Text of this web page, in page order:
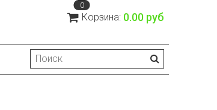
0
Корзина: 0.00 руб